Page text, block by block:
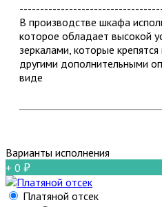
В производстве шкафа
которое обладает высокой
зеркалами, которые
другими дополнительными
виде
Варианты исполнения
+ 0
Платяной отсек